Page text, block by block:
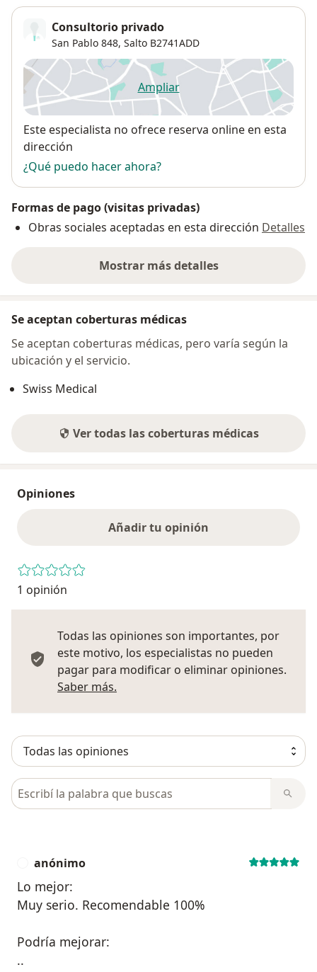
Consultorio privado
San Pablo 848, Salto B2741ADD
Ampliarse abre en una nueva
Disponibilidad
Este especialista no ofrece reserva online en esta
dirección
¿Qué puedo hacer ahora?
Formas de pago (visitas privadas)
Obras sociales aceptadas en esta dirección Detalles
Mostrar más detalles
sobre la dirección
Se aceptan coberturas médicas
Se aceptan coberturas médicas, pero varía según la
ubicación y el servicio.
Swiss Medical
Ver todas las coberturas médicas
Opiniones
Añadir tu opinión
1 opinión
Todas las opiniones son importantes, por
este motivo, los especialistas no pueden
pagar para modificar o eliminar opiniones.
Saber más.
Busca en opiniones
anónimo
Lo mejor:
Muy serio. Recomendable 100%
Podría mejorar:
..